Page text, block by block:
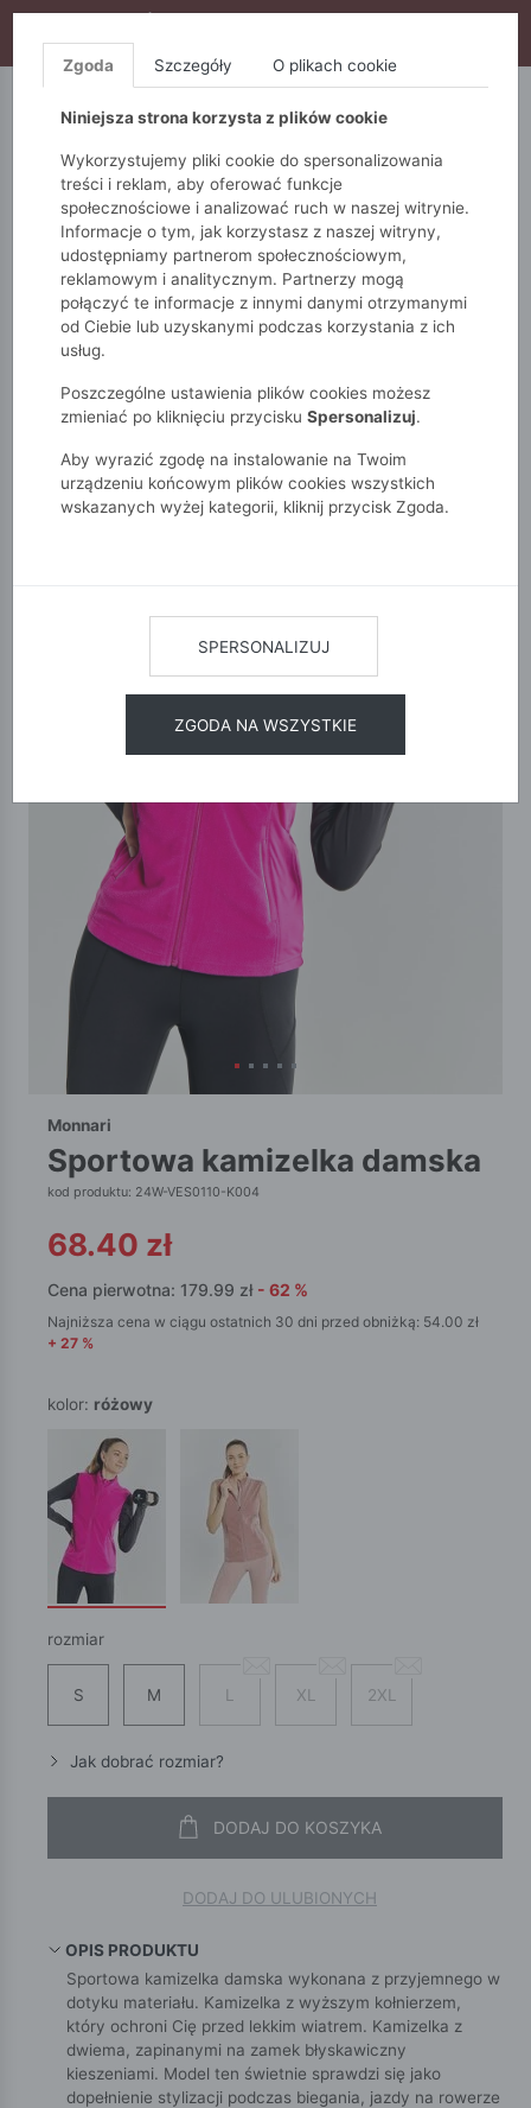
S10), DODATKOWE 15% ZA 3SZT (KOD: S15)
5.10.15. QUIOSQUE
Monnari Zobacz wszystko
Kolekcja sportowa
Sportowa kamizelka damska
Monnari
sportowa kamizelka damska
kod produktu: 24W-VES0110-K004
68.40 zł
Cena pierwotna: 179.99 zł - 62 %
Najniższa cena w ciągu ostatnich 30 dni przed obniżką: 54.00 zł
+ 27 %
kolor: różowy
rozmiar
S M L XL 2XL
Jak dobrać rozmiar?
DODAJ DO KOSZYKA
DODAJ DO ULUBIONYCH
OPIS PRODUKTU
Sportowa kamizelka damska wykonana z przyjemnego w
dotyku materiału. Kamizelka z wyższym kołnierzem,
który ochroni Cię przed lekkim wiatrem. Kamizelka z
dwiema, zapinanymi na zamek błyskawiczny
kieszeniami. Model ten świetnie sprawdzi się jako
dopełnienie stylizacji podczas biegania, jazdy na rowerze
Zgoda Szczegóły O plikach cookie
Niniejsza strona korzysta z plików cookie
Wykorzystujemy pliki cookie do spersonalizowania
treści i reklam, aby oferować funkcje
społecznościowe i analizować ruch w naszej witrynie.
Informacje o tym, jak korzystasz z naszej witryny,
udostępniamy partnerom społecznościowym,
reklamowym i analitycznym. Partnerzy mogą
połączyć te informacje z innymi danymi otrzymanymi
od Ciebie lub uzyskanymi podczas korzystania z ich
usług.
Poszczególne ustawienia plików cookies możesz
zmieniać po kliknięciu przycisku Spersonalizuj.
Aby wyrazić zgodę na instalowanie na Twoim
urządzeniu końcowym plików cookies wszystkich
wskazanych wyżej kategorii, kliknij przycisk Zgoda.
SPERSONALIZUJ
ZGODA NA WSZYSTKIE